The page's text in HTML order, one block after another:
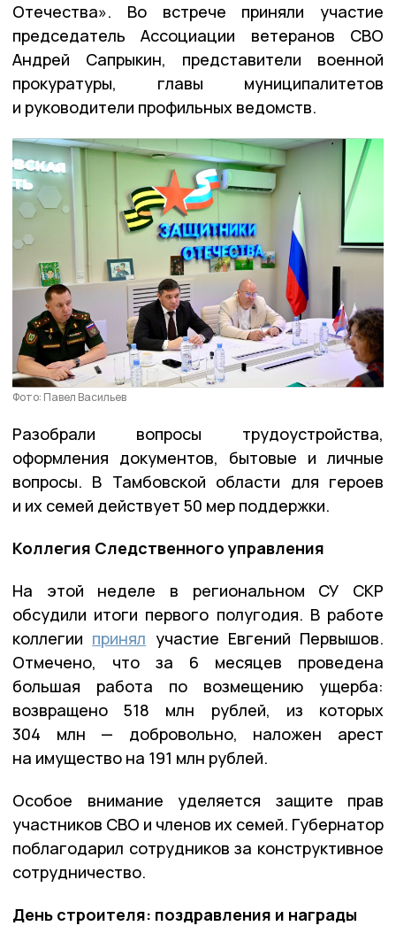
Отечества». Во встрече приняли участие
председатель Ассоциации ветеранов СВО
Андрей Сапрыкин, представители военной
прокуратуры, главы муниципалитетов
и руководители профильных ведомств.
Фото: Павел Васильев
Разобрали вопросы трудоустройства,
оформления документов, бытовые и личные
вопросы. В Тамбовской области для героев
и их семей действует 50 мер поддержки.
Коллегия Следственного управления
На этой неделе в региональном СУ СКР
обсудили итоги первого полугодия. В работе
коллегии принял участие Евгений Первышов.
Отмечено, что за 6 месяцев проведена
большая работа по возмещению ущерба:
возвращено 518 млн рублей, из которых
304 млн — добровольно, наложен арест
на имущество на 191 млн рублей.
Особое внимание уделяется защите прав
участников СВО и членов их семей. Губернатор
поблагодарил сотрудников за конструктивное
сотрудничество.
День строителя: поздравления и награды